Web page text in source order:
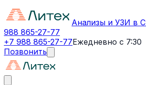
Анализы и УЗИ в
988 865-27-77
+7 988 865-27-77Ежедневно с 7:30
Позвонить